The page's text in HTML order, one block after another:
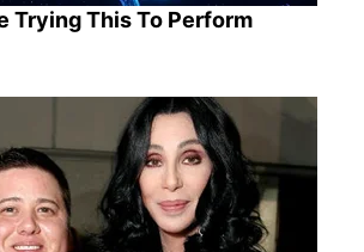
Trying This To Perform